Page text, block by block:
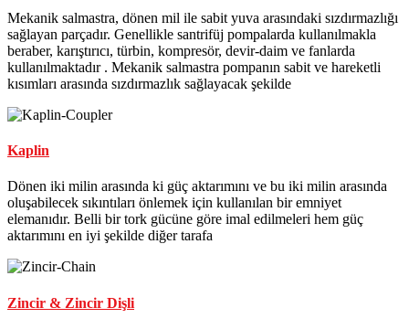
Mekanik salmastra, dönen mil ile sabit yuva arasındaki sızdırmazlığı
sağlayan parçadır. Genellikle santrifüj pompalarda kullanılmakla
beraber, karıştırıcı, türbin, kompresör, devir-daim ve fanlarda
kullanılmaktadır . Mekanik salmastra pompanın sabit ve hareketli
kısımları arasında sızdırmazlık sağlayacak şekilde
Kaplin
Dönen iki milin arasında ki güç aktarımını ve bu iki milin arasında
oluşabilecek sıkıntıları önlemek için kullanılan bir emniyet
elemanıdır. Belli bir tork gücüne göre imal edilmeleri hem güç
aktarımını en iyi şekilde diğer tarafa
Zincir & Zincir Dişli